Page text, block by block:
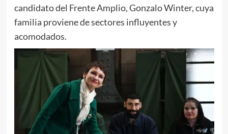
candidato del Frente Amplio, Gonzalo Winter, cuya
familia proviene de sectores influyentes y
acomodados.